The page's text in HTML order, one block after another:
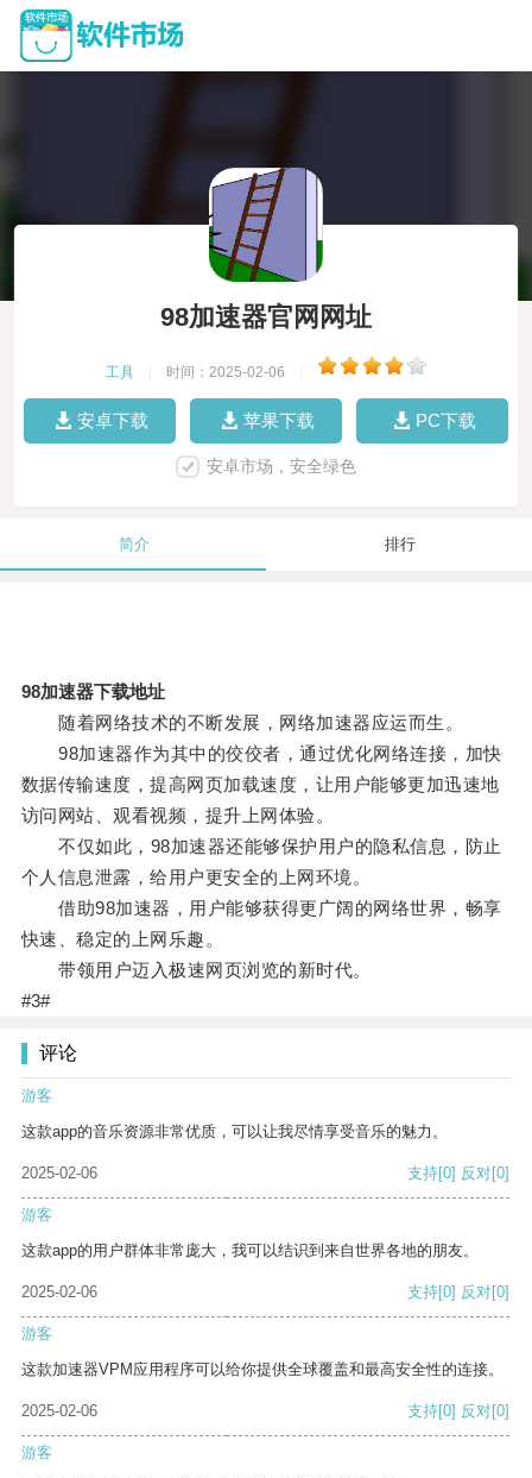
98加速器官网网址
工具 时间：2025-02-06
安卓下载 苹果下载 PC下载
安卓市场，安全绿色
简介 排行
98加速器下载地址
随着网络技术的不断发展，网络加速器应运而生。
98加速器作为其中的佼佼者，通过优化网络连接，加快
数据传输速度，提高网页加载速度，让用户能够更加迅速地
访问网站、观看视频，提升上网体验。
不仅如此，98加速器还能够保护用户的隐私信息，防止
个人信息泄露，给用户更安全的上网环境。
借助98加速器，用户能够获得更广阔的网络世界，畅享
快速、稳定的上网乐趣。
带领用户迈入极速网页浏览的新时代。
#3#
评论
游客
这款app的音乐资源非常优质，可以让我尽情享受音乐的魅力。
2025-02-06 支持[0] 反对[0]
游客
这款app的用户群体非常庞大，我可以结识到来自世界各地的朋友。
2025-02-06 支持[0] 反对[0]
游客
这款加速器VPM应用程序可以给你提供全球覆盖和最高安全性的连接。
2025-02-06 支持[0] 反对[0]
游客